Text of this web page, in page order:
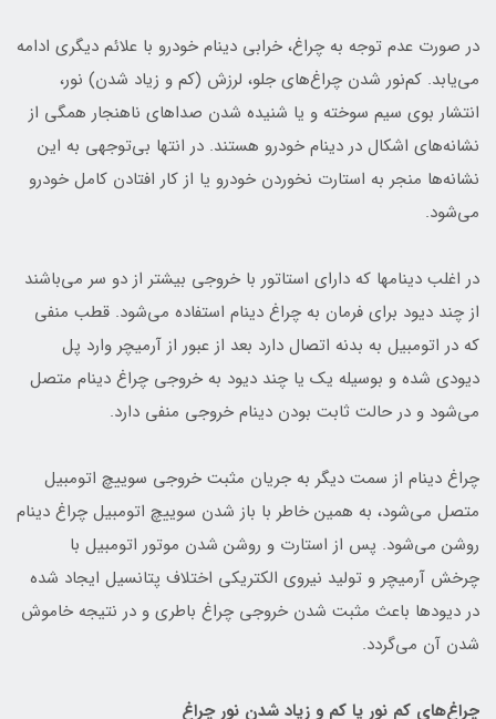
در صورت عدم توجه به چراغ، خرابی دینام خودرو با علائم دیگری ادامه
می‌یابد. کم‌نور شدن چراغ‌های جلو، لرزش (کم و زیاد شدن) نور،
انتشار بوی سیم سوخته و یا شنیده شدن صداهای ناهنجار همگی از
نشانه‌های اشکال در دینام خودرو هستند. در انتها بی‌توجهی به این
نشانه‌ها منجر به استارت نخوردن خودرو یا از کار افتادن کامل خودرو
می‌شود.
در اغلب دینامها که دارای استاتور با خروجی بیشتر از دو سر می‌باشند
از چند دیود برای فرمان به چراغ دینام استفاده می‌شود. قطب منفی
که در اتومبیل به بدنه اتصال دارد بعد از عبور از آرمیچر وارد پل
دیودی شده و بوسیله یک یا چند دیود به خروجی چراغ دینام متصل
می‌شود و در حالت ثابت بودن دینام خروجی منفی دارد.
چراغ دینام از سمت دیگر به جریان مثبت خروجی سوییچ اتومبیل
متصل می‌شود، به همین خاطر با باز شدن سوییچ اتومبیل چراغ دینام
روشن می‌شود. پس از استارت و روشن شدن موتور اتومبیل با
چرخش آرمیچر و تولید نیروی الکتریکی اختلاف پتانسیل ایجاد شده
در دیودها باعث مثبت شدن خروجی چراغ باطری و در نتیجه خاموش
شدن آن می‌گردد.
چراغ‌های کم نور یا کم و زیاد شدن نور چراغ